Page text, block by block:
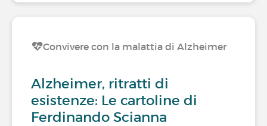
Convivere con la malattia di Alzheimer
Alzheimer, ritratti di
esistenze: Le cartoline di
Ferdinando Scianna